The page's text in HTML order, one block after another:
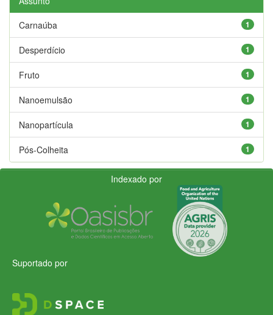
1
Carnaúba
1
Desperdício
1
Fruto
1
Nanoemulsão
1
Nanopartícula
1
Pós-Colheita
Indexado por
Suportado por